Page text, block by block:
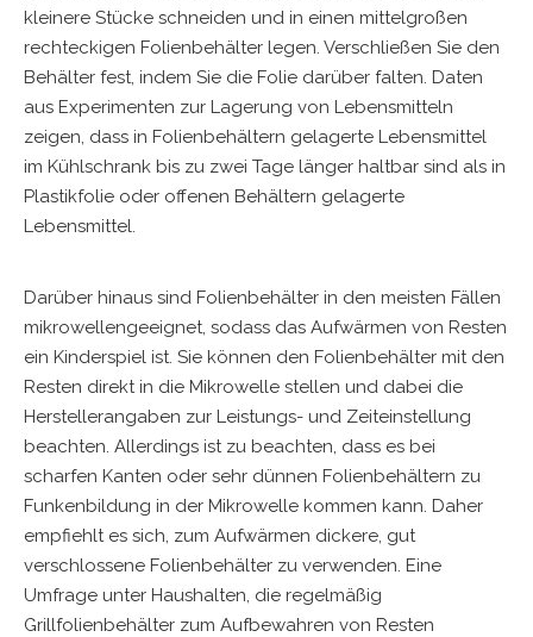
kleinere Stücke schneiden und in einen mittelgroßen
rechteckigen Folienbehälter legen. Verschließen Sie den
Behälter fest, indem Sie die Folie darüber falten. Daten
aus Experimenten zur Lagerung von Lebensmitteln
zeigen, dass in Folienbehältern gelagerte Lebensmittel
im Kühlschrank bis zu zwei Tage länger haltbar sind als in
Plastikfolie oder offenen Behältern gelagerte
Lebensmittel.
Darüber hinaus sind Folienbehälter in den meisten Fällen
mikrowellengeeignet, sodass das Aufwärmen von Resten
ein Kinderspiel ist. Sie können den Folienbehälter mit den
Resten direkt in die Mikrowelle stellen und dabei die
Herstellerangaben zur Leistungs- und Zeiteinstellung
beachten. Allerdings ist zu beachten, dass es bei
scharfen Kanten oder sehr dünnen Folienbehältern zu
Funkenbildung in der Mikrowelle kommen kann. Daher
empfiehlt es sich, zum Aufwärmen dickere, gut
verschlossene Folienbehälter zu verwenden. Eine
Umfrage unter Haushalten, die regelmäßig
Grillfolienbehälter zum Aufbewahren von Resten